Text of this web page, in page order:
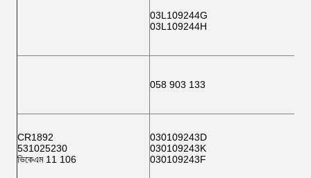
03L109244G
03L109244H
058 903 133
CR1892
531025230
ভিকেএম 11 106
030109243D
030109243K
030109243F